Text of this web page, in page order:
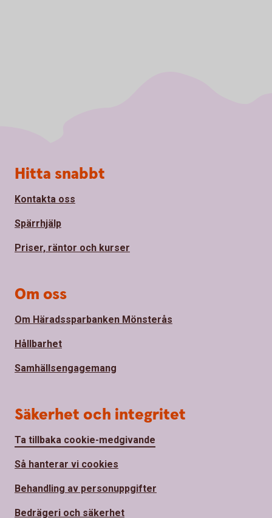
Sidfot
Hitta snabbt
Kontakta oss
Spärrhjälp
Priser, räntor och kurser
Om oss
Om Häradssparbanken Mönsterås
Hållbarhet
Samhällsengagemang
Säkerhet och integritet
Ta tillbaka cookie-medgivande
Så hanterar vi cookies
Behandling av personuppgifter
Bedrägeri och säkerhet